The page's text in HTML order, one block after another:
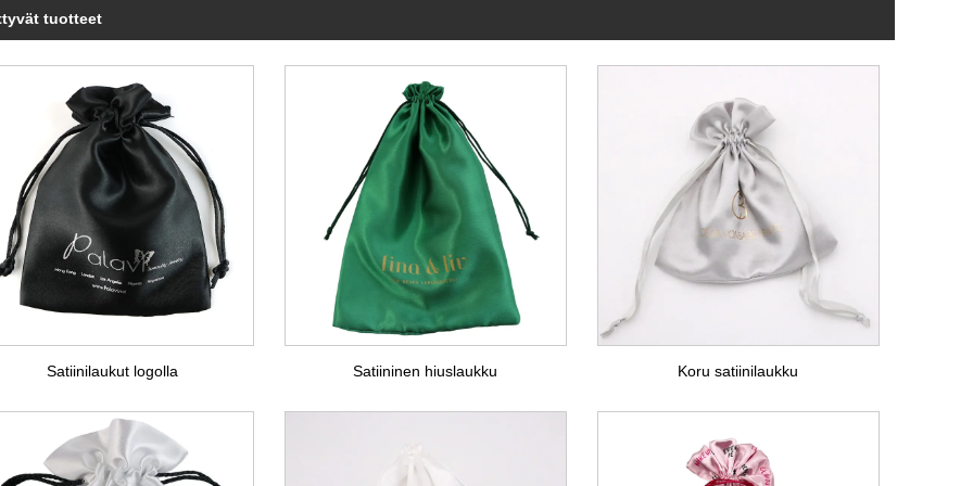
tuotteet
Satiinilaukut logolla Satiininen hiuslaukku Koru satiinilaukku